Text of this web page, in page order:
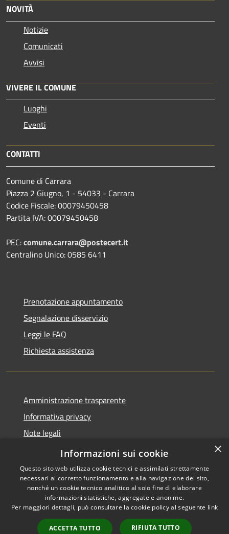
NOVITÀ
Notizie
Comunicati
Avvisi
VIVERE IL COMUNE
Luoghi
Eventi
CONTATTI
Comune di Carrara
Piazza 2 Giugno, 1 - 54033 - Carrara
Codice Fiscale: 00079450458
Partita IVA: 00079450458
PEC:comune.carrara@postecert.it
Centralino Unico: 0585 6411
Prenotazione appuntamento
Segnalazione disservizio
Leggi le FAQ
Richiesta assistenza
Amministrazione trasparente
Informativa privacy
Note legali
Dichiarazione di accessibilità
Accessibilità
Copyright © 2026 • Comune di
Carrara • Powered by
Municipium•
Accesso
×
Informazioni sui cookie
Questo sito web utilizza cookie tecnici e assimilati strettamente
necessari al corretto funzionamento e alla navigazione del sito,
nonché un cookie tecnico analitico al solo fine di elaborare
informazioni statistiche, aggregate e anonime.
Per maggiori dettagli, può consultare la cookie policy al seguente link
ACCETTA TUTTO RIFIUTA TUTTO